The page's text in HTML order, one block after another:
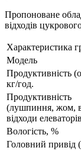
Пропоноване
відходів
Характеристика
Модель
Продуктивність
кг/год.
Продуктивність
(лушпиння, жом,
відходи
Вологість, %
Головний привід